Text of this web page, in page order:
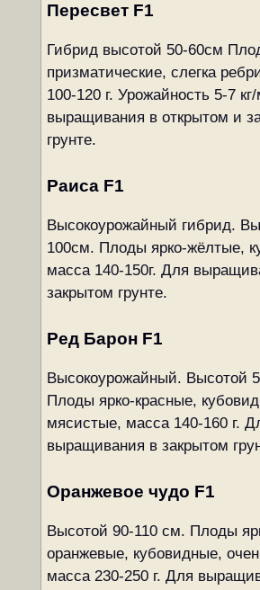
Пересвет F1
Гибрид высотой 50-60см
призматические, слегка
100-120 г. Урожайность 5-7
выращивания в открытом и
грунте.
Раиса F1
Высокоурожайный гибрид.
100см. Плоды ярко-жёлтые,
масса 140-150г. Для
закрытом грунте.
Ред Барон F1
Высокоурожайный. Высотой
Плоды ярко-красные,
мясистые, масса 140-160 г.
выращивания в закрытом
Оранжевое чудо F1
Высотой 90-110 см. Плоды
оранжевые, кубовидные,
масса 230-250 г. Для